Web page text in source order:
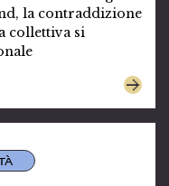
la contraddizione